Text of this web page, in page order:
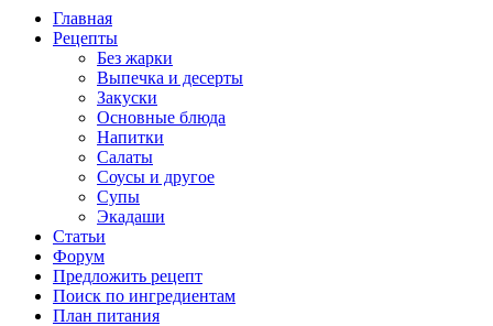
Главная
Рецепты
Без жарки
Выпечка и десерты
Закуски
Основные блюда
Напитки
Салаты
Соусы и другое
Супы
Экадаши
Статьи
Форум
Предложить рецепт
Поиск по ингредиентам
План питания